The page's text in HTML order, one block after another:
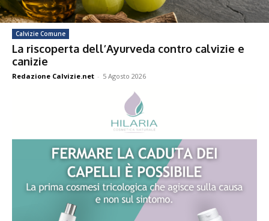
Calvizie Comune
La riscoperta dell’Ayurveda contro calvizie e
canizie
Redazione Calvizie.net - 5 Agosto 2026